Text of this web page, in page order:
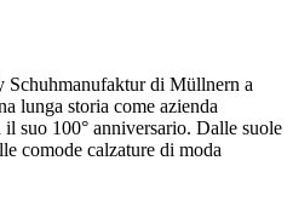
Schuhmanufaktur di Müllnern a
lunga storia come azienda
il suo 100° anniversario. Dalle suole
comode calzature di moda